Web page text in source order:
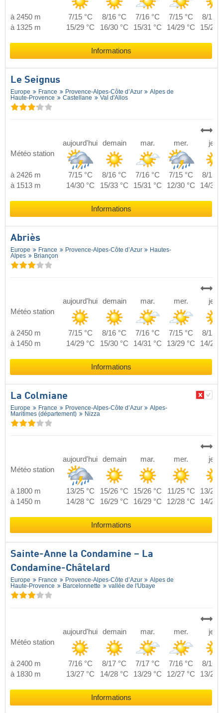
à 2450 m 7/15 °C 8/16 °C 7/16 °C 7/15 °C
8/15
à 1325 m
15/29 °C 16/30 °C 15/31 °C 14/29 °C 15/29
Informations
Le Seignus
Europe France Provence-Alpes-Côte d’Azur
Alpes de
Haute-Provence
Castellane Val d'Allos
Météo station
aujourd'hui demain mar. mer. jeu.
à 2426 m 7/15 °C 8/16 °C 7/16 °C 7/15 °C
8/15
à 1513 m
14/30 °C 15/33 °C 15/31 °C 12/30 °C 14/32
Informations
Abriès
Europe France Provence-Alpes-Côte d’Azur
Hautes-
Alpes
Briançon
Météo station
aujourd'hui demain mar. mer. jeu.
à 2450 m 7/15 °C 8/16 °C 7/16 °C 7/15 °C
8/15
à 1450 m
14/29 °C 15/30 °C 14/31 °C 13/29 °C 14/29
Informations
La Colmiane
Europe France Provence-Alpes-Côte d’Azur
Alpes-
Maritimes (département)
Nizza
Météo station
aujourd'hui demain mar. mer. jeu.
à 1800 m 13/25 °C 15/26 °C 15/26 °C 11/25 °C
13/26
à 1450 m
14/28 °C 16/29 °C 16/29 °C 12/28 °C 14/29
Informations
Sainte-Anne la Condamine – La
Condamine-Châtelard
Europe France Provence-Alpes-Côte d’Azur
Alpes de
Haute-Provence
Barcelonnette vallée de l'Ubaye
Météo station
aujourd'hui demain mar. mer. jeu.
à 2400 m 7/16 °C 8/17 °C 7/17 °C 7/16 °C
8/16
à 1830 m
13/27 °C 14/28 °C 13/29 °C 12/27 °C 13/27
Informations